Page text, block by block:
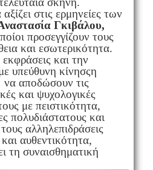
στις ερμηνείες των
Γκιβάλου,
προσεγγίζουν τους
και εσωτερικότητα.
και την
υπεύθυνη κίνησςη
αποδώσουν τις
και ψυχολογικές
με πειστικότητα,
πολυδιάστατους και
αλληλεπιδράσεις
αυθεντικότητα,
τη συναισθηματική